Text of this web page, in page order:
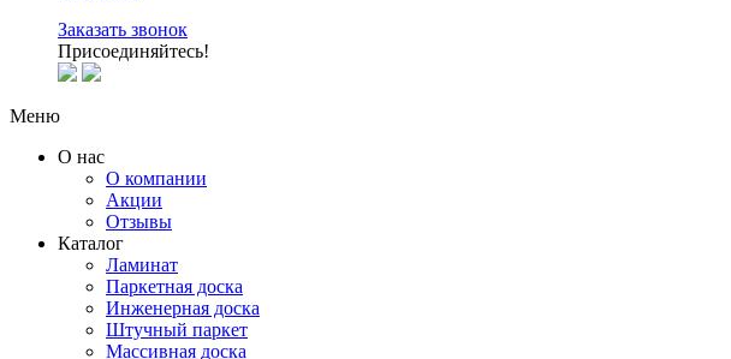
Заказать звонок
Присоединяйтесь!
Меню
О нас
О компании
Акции
Отзывы
Каталог
Ламинат
Паркетная доска
Инженерная доска
Штучный паркет
Массивная доска